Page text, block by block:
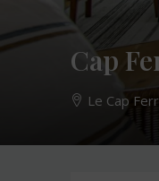
Cap
Le Cap